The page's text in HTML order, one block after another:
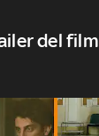
del film